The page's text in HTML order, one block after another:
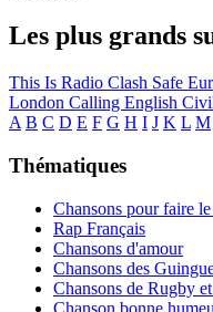
Les plus grands
This Is Radio Clash Safe
London Calling English
A B C D E F G H I J K L M
Thématiques
Chansons pour faire le
Rap Français
Chansons d'amour
Chansons des
Chansons de Rugby
Chanson bonne